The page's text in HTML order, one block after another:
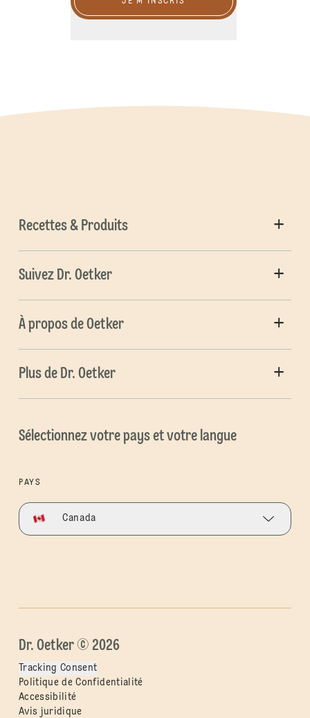
Recettes & Produits
Suivez Dr. Oetker
À propos de Oetker
Plus de Dr. Oetker
Sélectionnez votre pays et votre langue
PAYS
Canada
Dr. Oetker © 2026
Tracking Consent
Politique de Confidentialité
Accessibilité
Avis juridique